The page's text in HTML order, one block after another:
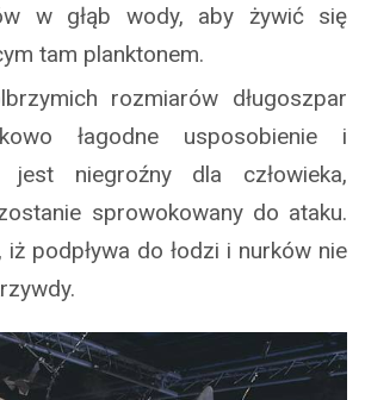
w głąb wody, aby żywić się
tam planktonem.
rozmiarów długoszpar
łagodne usposobienie i
jest niegroźny dla człowieka,
sprowokowany do ataku.
iż podpływa do łodzi i nurków nie